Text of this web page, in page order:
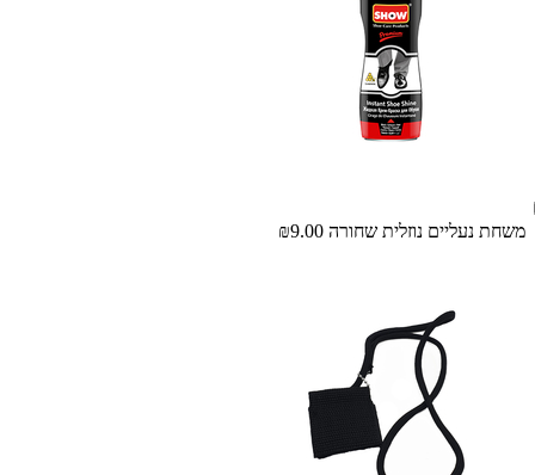
משחת נעליים נוזלית שחורה ₪9.00